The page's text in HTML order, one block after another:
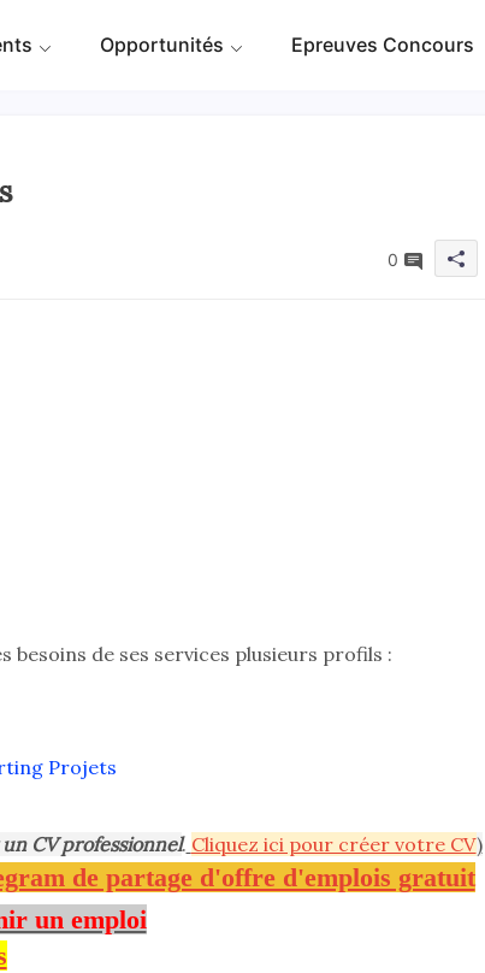
Opportunités Epreuves Concours
0
de ses services plusieurs profils :
Projets
CV professionnel. Cliquez ici pour créer votre CV)
de partage d'offre d'emplois gratuit
un emploi